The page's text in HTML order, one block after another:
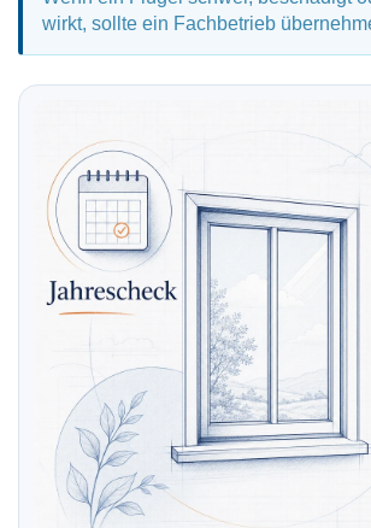
Verglasung
Fensterdichtungen
Griffe
Insektenschutz
Brandschutzfenster
Fensterfarben
Fensterbeschläge
Smart-Home Lösungen
wirkt, sollte ein Fachbetrieb